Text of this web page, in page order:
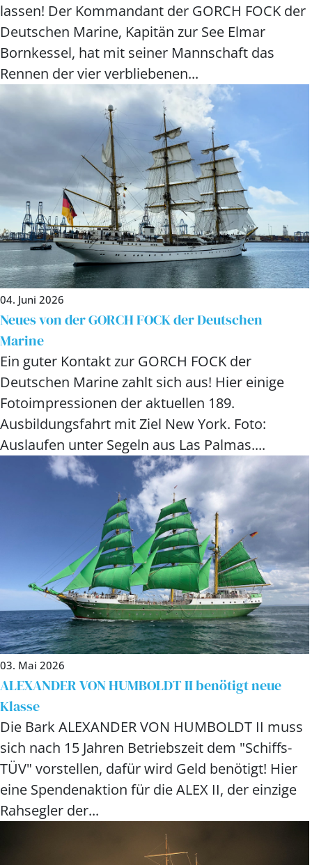
lassen! Der Kommandant der GORCH FOCK der
Deutschen Marine, Kapitän zur See Elmar
Bornkessel, hat mit seiner Mannschaft das
Rennen der vier verbliebenen...
04. Juni 2026
Neues von der GORCH FOCK der Deutschen
Marine
Ein guter Kontakt zur GORCH FOCK der
Deutschen Marine zahlt sich aus! Hier einige
Fotoimpressionen der aktuellen 189.
Ausbildungsfahrt mit Ziel New York. Foto:
Auslaufen unter Segeln aus Las Palmas....
03. Mai 2026
ALEXANDER VON HUMBOLDT II benötigt neue
Klasse
Die Bark ALEXANDER VON HUMBOLDT II muss
sich nach 15 Jahren Betriebszeit dem "Schiffs-
TÜV" vorstellen, dafür wird Geld benötigt! Hier
eine Spendenaktion für die ALEX II, der einzige
Rahsegler der...